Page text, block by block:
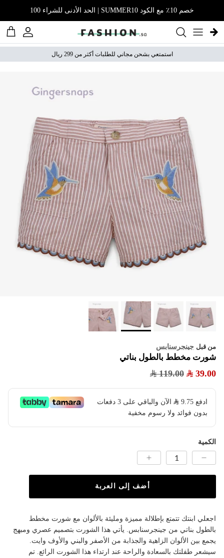
خصم 10٪ مع الكود SUMMER10 | الحد الأدنى للشراء 100
الحساب
استمتعي بشحن مجاني للطلبات أكثر من 299 ريال
من قبل جينجرسنابس
شورت مخطط بالطول بناتي
39.00
119.00
ادفع 9.75
​ الآن والباقي على 3 دفعات
بدون فوائد ولا رسوم مخفية
الكمية
أضف إلى العربة
اجعلي ابنتك تتمتع بإطلالة مميزة ومليئة بالألوان مع شورت مخطط
بالطول بناتي من جينجرسنابس. يأتي هذا الشورت بتصميم عصري ومبهج
يجمع بين الألوان الزاهية والجذابة من الأصفر والبني والأوف وايت.
سيشعر طفلتك بالسعادة والراحة عند ارتداء هذا الشورت الرائع. تم